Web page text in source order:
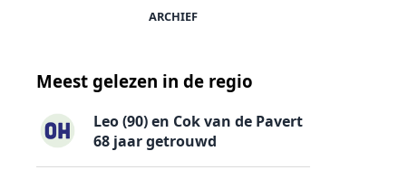
ARCHIEF
Meest gelezen in de regio
Leo (90) en Cok van de Pavert
68 jaar getrouwd